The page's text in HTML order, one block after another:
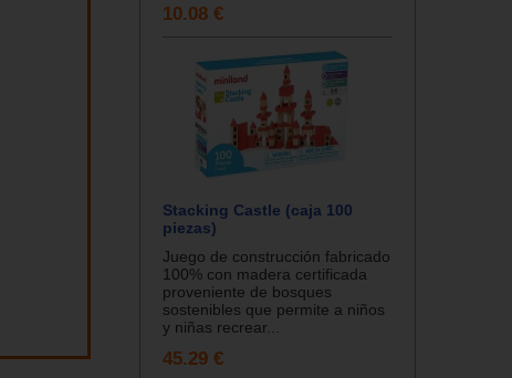
10.08 €
Stacking Castle (caja 100
piezas)
Juego de construcción fabricado
100% con madera certificada
proveniente de bosques
sostenibles que permite a niños
y niñas recrear...
45.29 €